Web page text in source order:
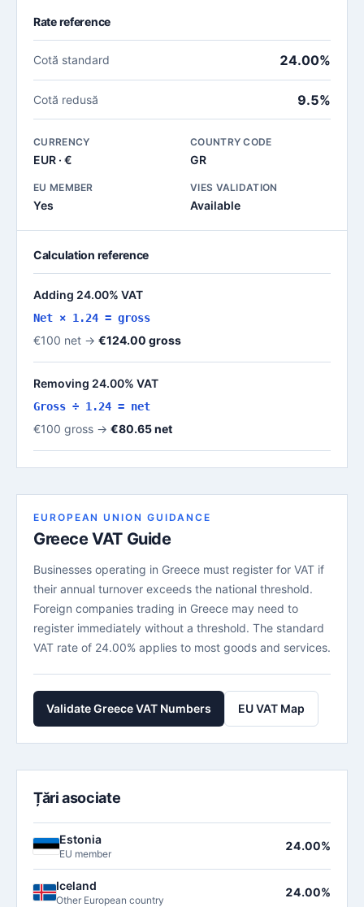
Rate reference
Cotă standard 24.00%
Cotă redusă 9.5%
CURRENCY
EUR · €
COUNTRY CODE
GR
EU MEMBER
Yes
VIES VALIDATION
Available
Calculation reference
Adding 24.00% VAT
Net × 1.24 = gross
€100 net → €124.00 gross
Removing 24.00% VAT
Gross ÷ 1.24 = net
€100 gross → €80.65 net
EUROPEAN UNION GUIDANCE
Greece VAT Guide
Businesses operating in Greece must register for VAT if
their annual turnover exceeds the national threshold.
Foreign companies trading in Greece may need to
register immediately without a threshold. The standard
VAT rate of 24.00% applies to most goods and services.
Validate Greece VAT Numbers EU VAT Map
Țări asociate
Estonia
EU member
24.00%
Iceland
Other European country
24.00%